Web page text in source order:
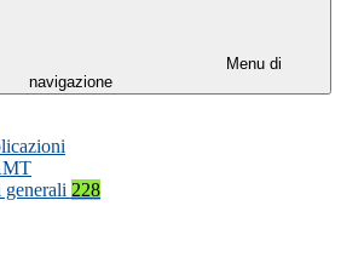
Menu di
navigazione
228